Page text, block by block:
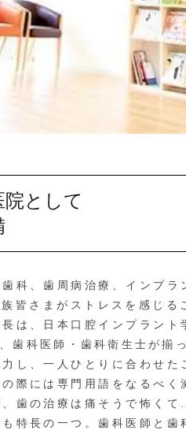
として
科、歯周病治療、インプラ
皆さまがストレスを感じ
は、日本口腔インプラン
歯科医師・歯科衛生士が揃
、一人ひとりに合わせた
際には専門用語をなるべ
歯の治療は痛そうで怖く
特長の一つ。歯科医師と